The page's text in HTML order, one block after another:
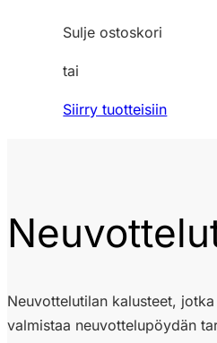
Sulje ostoskori
tai
Siirry tuotteisiin
Neuvottelutilan kalusteet,
valmistaa neuvottelupöydän